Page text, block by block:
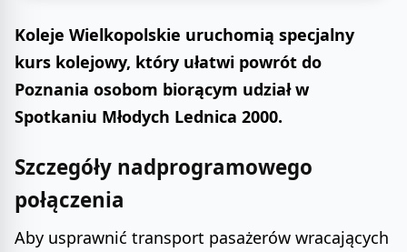
Koleje Wielkopolskie uruchomią specjalny
kurs kolejowy, który ułatwi powrót do
Poznania osobom biorącym udział w
Spotkaniu Młodych Lednica 2000.
Szczegóły nadprogramowego
połączenia
Aby usprawnić transport pasażerów wracających